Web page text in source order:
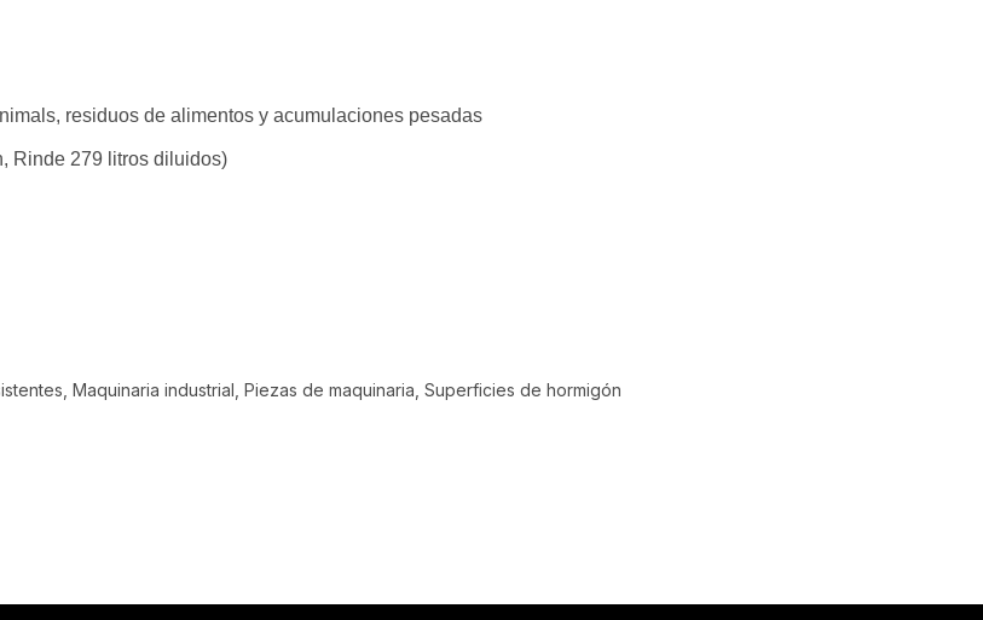
residuos de alimentos y acumulaciones pesadas
Rinde 279 litros diluidos)
Maquinaria industrial, Piezas de maquinaria, Superficies de hormigón